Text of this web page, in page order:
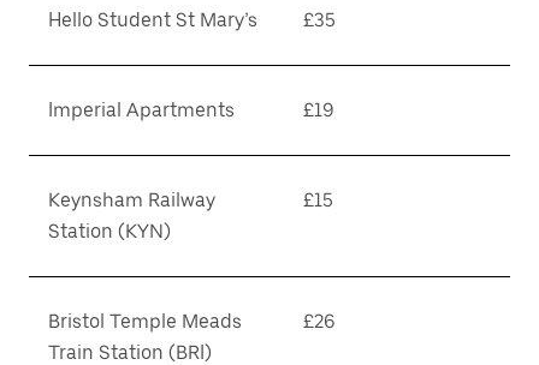
Hello Student St Mary’s £35
Imperial Apartments £19
Keynsham Railway
Station (KYN)
£15
Bristol Temple Meads
Train Station (BRI)
£26